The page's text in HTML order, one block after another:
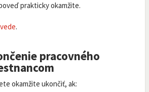
prakticky okamžite.
.
pracovného
okamžite ukončiť, ak: